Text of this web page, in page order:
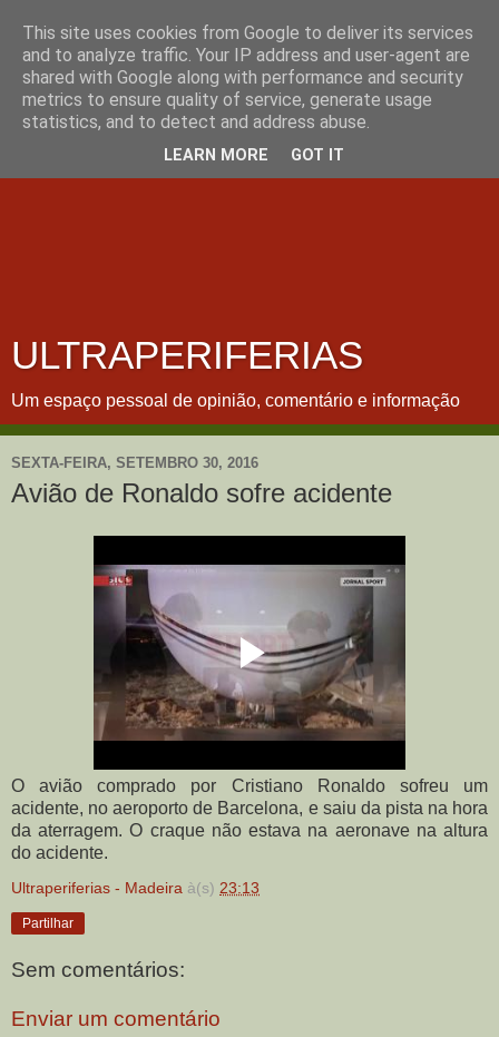
ULTRAPERIFERIAS
Um espaço pessoal de opinião, comentário e informação
SEXTA-FEIRA, SETEMBRO 30, 2016
Avião de Ronaldo sofre acidente
O avião comprado por Cristiano Ronaldo sofreu um
acidente, no aeroporto de Barcelona, e saiu da pista na hora
da aterragem. O craque não estava na aeronave na altura
do acidente.
Ultraperiferias - Madeira à(s) 23:13
Partilhar
Sem comentários:
Enviar um comentário
This site uses cookies from Google to deliver its services
and to analyze traffic. Your IP address and user-agent are
shared with Google along with performance and security
metrics to ensure quality of service, generate usage
statistics, and to detect and address abuse.
LEARN MORE GOT IT